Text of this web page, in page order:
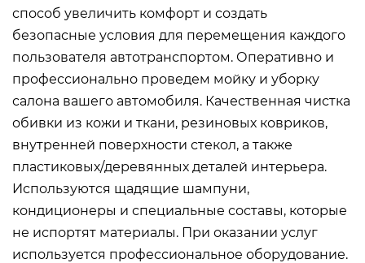
способ увеличить комфорт и создать
безопасные условия для перемещения каждого
пользователя автотранспортом. Оперативно и
профессионально проведем мойку и уборку
салона вашего автомобиля. Качественная чистка
обивки из кожи и ткани, резиновых ковриков,
внутренней поверхности стекол, а также
пластиковых/деревянных деталей интерьера.
Используются щадящие шампуни,
кондиционеры и специальные составы, которые
не испортят материалы. При оказании услуг
используется профессиональное оборудование.